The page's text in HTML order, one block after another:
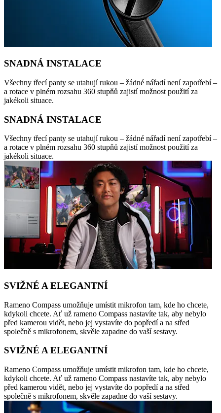
SNADNÁ INSTALACE
Všechny třecí panty se utahují rukou – žádné nářadí není zapotřebí –
a rotace v plném rozsahu 360 stupňů zajistí možnost použití za
jakékoli situace.
SNADNÁ INSTALACE
Všechny třecí panty se utahují rukou – žádné nářadí není zapotřebí –
a rotace v plném rozsahu 360 stupňů zajistí možnost použití za
jakékoli situace.
SVIŽNÉ A ELEGANTNÍ
Rameno Compass umožňuje umístit mikrofon tam, kde ho chcete,
kdykoli chcete. Ať už rameno Compass nastavíte tak, aby nebylo
před kamerou vidět, nebo jej vystavíte do popředí a na střed
společně s mikrofonem, skvěle zapadne do vaší sestavy.
SVIŽNÉ A ELEGANTNÍ
Rameno Compass umožňuje umístit mikrofon tam, kde ho chcete,
kdykoli chcete. Ať už rameno Compass nastavíte tak, aby nebylo
před kamerou vidět, nebo jej vystavíte do popředí a na střed
společně s mikrofonem, skvěle zapadne do vaší sestavy.